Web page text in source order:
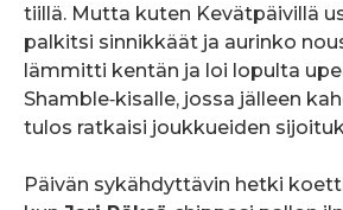
tiillä. Mutta kuten Kevätpäivillä
palkitsi sinnikkäät ja aurinko
lämmitti kentän ja loi lopulta
Shamble‑kisalle, jossa jälleen
tulos ratkaisi joukkueiden
Päivän sykähdyttävin hetki